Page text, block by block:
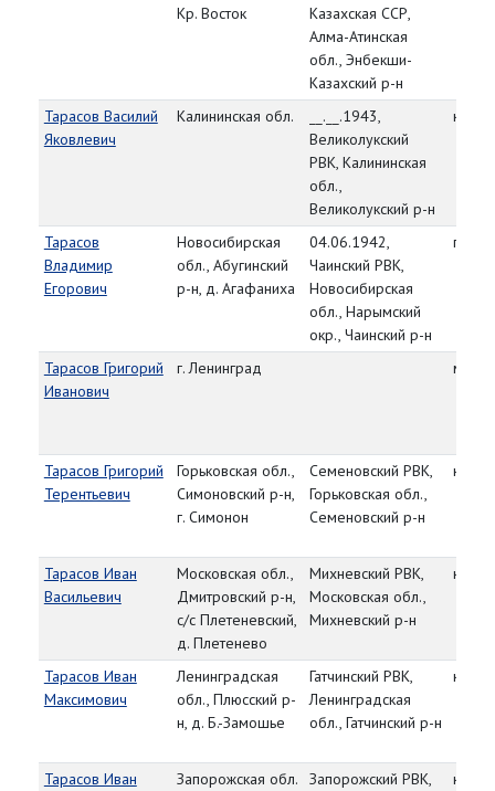
Кр. Восток
Казахская ССР,
Алма-Атинская
обл., Энбекши-
Казахский р-н
Тарасов Василий
Яковлевич
Калининская обл.
__.__.1943,
Великолукский
РВК, Калининская
обл.,
Великолукский р-н
Тарасов
Владимир
Егорович
Новосибирская
обл., Абугинский
р-н, д. Агафаниха
04.06.1942,
Чаинский РВК,
Новосибирская
обл., Нарымский
окр., Чаинский р-н
гв.
Тарасов Григорий
Иванович
г. Ленинград мл.
Тарасов Григорий
Терентьевич
Горьковская обл.,
Симоновский р-н,
г. Симонон
Семеновский РВК,
Горьковская обл.,
Семеновский р-н
Тарасов Иван
Васильевич
Московская обл.,
Дмитровский р-н,
с/с Плетеневский,
д. Плетенево
Михневский РВК,
Московская обл.,
Михневский р-н
Тарасов Иван
Максимович
Ленинградская
обл., Плюсский р-
н, д. Б.-Замошье
Гатчинский РВК,
Ленинградская
обл., Гатчинский р-н
Тарасов Иван
Запорожская обл.
Запорожский РВК,